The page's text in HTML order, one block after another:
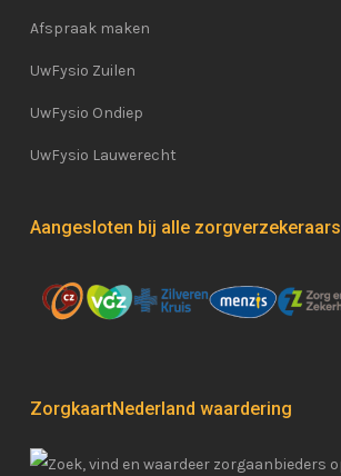
Afspraak maken
UwFysio Zuilen
UwFysio Ondiep
UwFysio Lauwerecht
Aangesloten bij alle zorgverzekeraars
ZorgkaartNederland waardering